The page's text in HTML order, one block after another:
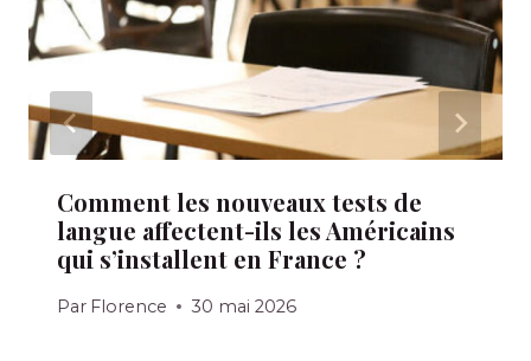
Comment les nouveaux tests de
langue affectent-ils les Américains
qui s’installent en France ?
Par Florence 30 mai 2026